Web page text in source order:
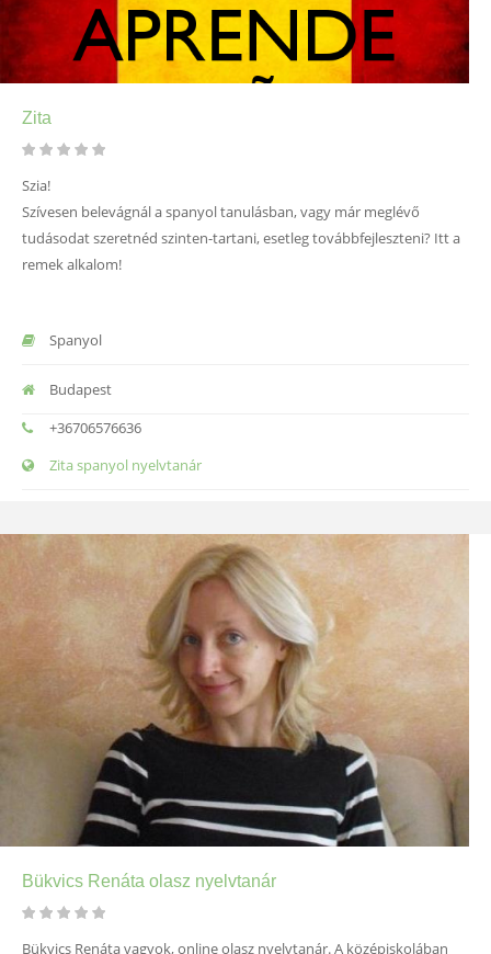
Zita
Szia!
Szívesen belevágnál a spanyol tanulásban, vagy már meglévő
tudásodat szeretnéd szinten-tartani, esetleg továbbfejleszteni? Itt a
remek alkalom!
Spanyol
Budapest
+36706576636
Zita spanyol nyelvtanár
Bükvics Renáta olasz nyelvtanár
Bükvics Renáta vagyok, online olasz nyelvtanár. A középiskolában